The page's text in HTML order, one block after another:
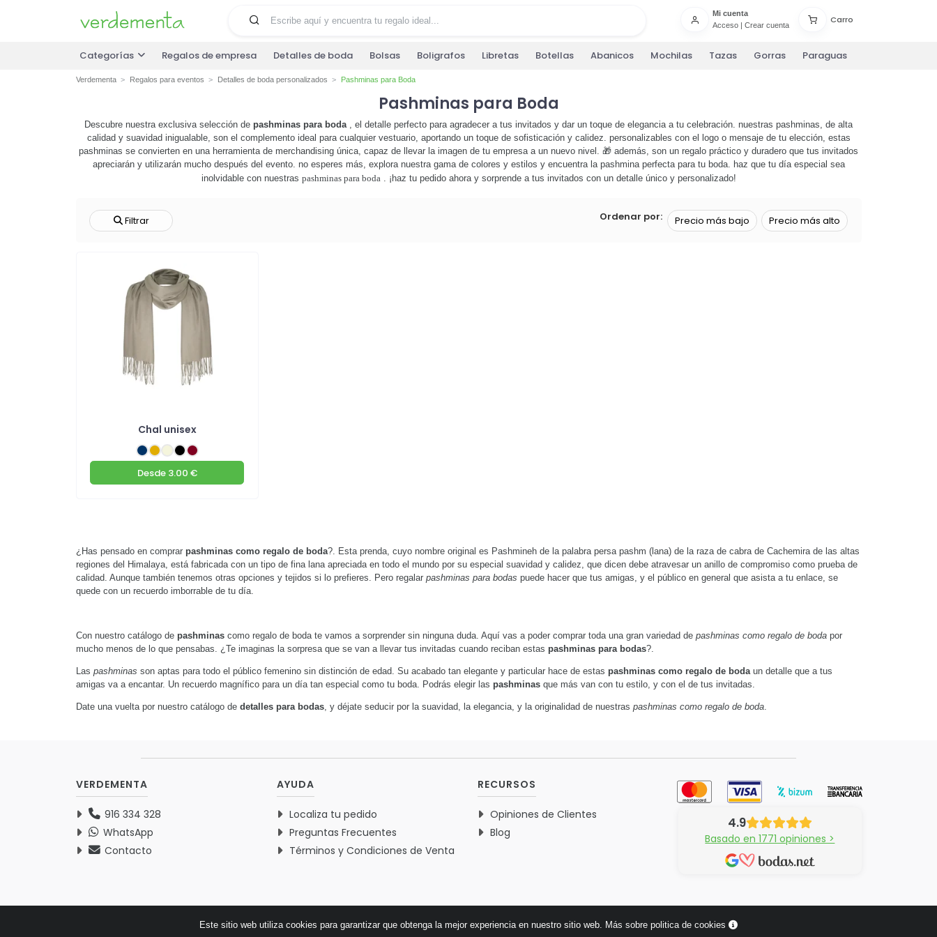
Mi cuenta
Acceso| Crear cuenta
Carro
Categorías Regalos de empresa Detalles de boda Bolsas Boligrafos Libretas Botellas Abanicos Mochilas Tazas Gorras Paraguas
Verdementa Regalos para eventos Detalles de boda personalizados Pashminas para Boda
Pashminas para Boda
Descubre nuestra exclusiva selección de pashminas para boda , el detalle perfecto para agradecer a tus invitados y dar un toque de elegancia a tu celebración. nuestras pashminas, de alta
calidad y suavidad inigualable, son el complemento ideal para cualquier vestuario, aportando un toque de sofisticación y calidez. personalizables con el logo o mensaje de tu elección, estas
pashminas se convierten en una herramienta de merchandising única, capaz de llevar la imagen de tu empresa a un nuevo nivel. 🎁 además, son un regalo práctico y duradero que tus invitados
apreciarán y utilizarán mucho después del evento. no esperes más, explora nuestra gama de colores y estilos y encuentra la pashmina perfecta para tu boda. haz que tu día especial sea
inolvidable con nuestras pashminas para boda . ¡haz tu pedido ahora y sorprende a tus invitados con un detalle único y personalizado!
Filtrar Ordenar por: Precio más bajo Precio más alto
Chal unisex
Desde3.00 €
¿Has pensado en comprar pashminas como regalo de boda?. Esta prenda, cuyo nombre original es Pashmineh de la palabra persa pashm (lana) de la raza de cabra de Cachemira de las altas
regiones del Himalaya, está fabricada con un tipo de fina lana apreciada en todo el mundo por su especial suavidad y calidez, que dicen debe atravesar un anillo de compromiso como prueba de
calidad. Aunque también tenemos otras opciones y tejidos si lo prefieres. Pero regalar pashminas para bodas puede hacer que tus amigas, y el público en general que asista a tu enlace, se
quede con un recuerdo imborrable de tu día.
Con nuestro catálogo de pashminas como regalo de boda te vamos a sorprender sin ninguna duda. Aquí vas a poder comprar toda una gran variedad de pashminas como regalo de bodapor
mucho menos de lo que pensabas. ¿Te imaginas la sorpresa que se van a llevar tus invitadas cuando reciban estas pashminas para bodas?.
Las pashminas son aptas para todo el público femenino sin distinción de edad. Su acabado tan elegante y particular hace de estas pashminas como regalo de bodaun detalle que a tus
amigas va a encantar. Un recuerdo magnífico para un día tan especial como tu boda. Podrás elegir las pashminas que más van con tu estilo, y con el de tus invitadas.
Date una vuelta por nuestro catálogo de detalles para bodas, y déjate seducir por la suavidad, la elegancia, y la originalidad de nuestras pashminas como regalo de boda.
VERDEMENTA
916 334 328
WhatsApp
Contacto
AYUDA
Localiza tu pedido
Preguntas Frecuentes
Términos y Condiciones de Venta
RECURSOS
Opiniones de Clientes
Blog
4.9
Basado en 1771 opiniones >
Este sitio web utiliza cookies para garantizar que obtenga la mejor experiencia en nuestro sitio web. Más sobre politica de cookies